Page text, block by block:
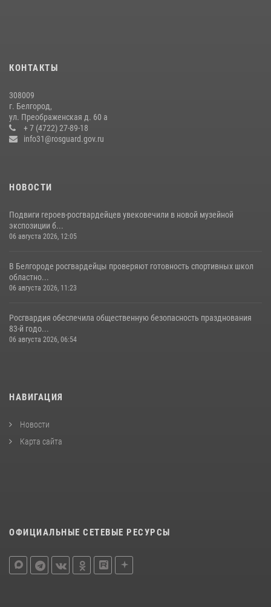
боксу
Росгвардейцы провели урок безопасности для воспитанников
Старооскольского военно-патриотического клуба
10 июля 2026, 06:30
КОНТАКТЫ
308009
г. Белгород,
ул. Преображенская д. 60 а
+ 7 (4722) 27-89-18
info31@rosguard.gov.ru
НОВОСТИ
Подвиги героев‑росгвардейцев увековечили в новой музейной
экспозиции б...
06 августа 2026, 12:05
В Белгороде росгвардейцы проверяют готовность спортивных школ
областно...
06 августа 2026, 11:23
Росгвардия обеспечила общественную безопасность празднования
83-й годо...
06 августа 2026, 06:54
НАВИГАЦИЯ
Новости
Карта сайта
ОФИЦИАЛЬНЫЕ СЕТЕВЫЕ РЕСУРСЫ